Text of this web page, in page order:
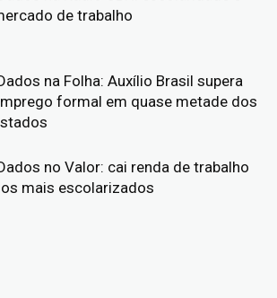
de trabalho
na Folha: Auxílio Brasil supera
formal em quase metade dos
no Valor: cai renda de trabalho
mais escolarizados